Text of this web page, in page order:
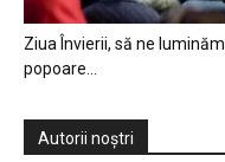
Ziua Învierii, să ne luminăm
popoare…
Autorii noștri